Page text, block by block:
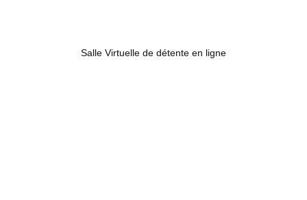
Salle Virtuelle de détente en ligne